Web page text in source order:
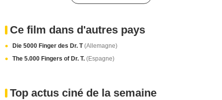
Ce film dans d'autres pays
Die 5000 Finger des Dr. T(Allemagne)
The 5.000 Fingers of Dr. T. (Espagne)
Top actus ciné de la semaine